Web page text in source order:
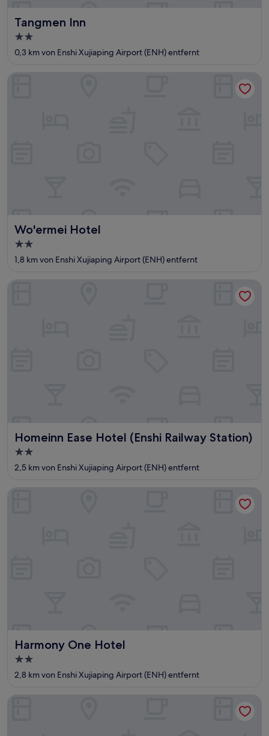
Tangmen Inn
Tangmen Inn
2.0-
Sterne-
0,3 km von Enshi Xujiaping Airport (ENH) entfernt
Wo'ermei Hotel
Wo'ermei Hotel
2.0-
Sterne-
1,8 km von Enshi Xujiaping Airport (ENH) entfernt
Wo'ermei Hotel
Homeinn Ease Hotel (Enshi Railway Station)
Homeinn Ease Hotel (Enshi Railway Station)
2.0-
Sterne-
2,5 km von Enshi Xujiaping Airport (ENH) entfernt
Harmony One Hotel
Harmony One Hotel
2.0-
Sterne-
2,8 km von Enshi Xujiaping Airport (ENH) entfernt
Harmony One Hotel